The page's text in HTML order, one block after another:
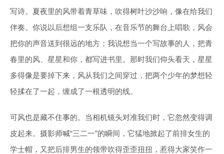
写诗。夏夜里的风带着青草味，吹得树叶沙沙响，像在给我们
伴奏。你说以后想组一支乐队，在音乐节的舞台上唱歌，风会
把你的声音送到很远的地方；我说想当一个写故事的人，把青
春里的风、星星和你，都写进书里。那时我们仰头看天，星星
多得像是要掉下来，风从我们之间穿过，把两个少年的梦想轻
轻揉在了一起，缠成了一根透明的线。
可风也是藏不住事的。当相机镜头对准我们时，它忽然变得调
皮起来。摄影师喊“三二一”的瞬间，它猛地掀起了前排女生的
学士帽，又把后排男生的领带吹得歪歪扭扭，惹得大家笑作一